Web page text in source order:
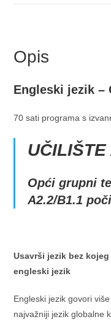
Opis
Engleski jezik –
70 sati programa s
Opći grupni
A2.2/B1.1
Usavrši jezik bez
engleski jezik
Engleski jezik govori
najvažniji jezik globalne